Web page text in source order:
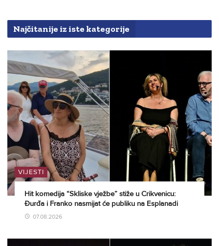
Najčitanije iz iste kategorije
VIJESTI
Hit komedija “Skliske vježbe” stiže u Crikvenicu:
Đurđa i Franko nasmijat će publiku na Esplanadi
07.08.2026